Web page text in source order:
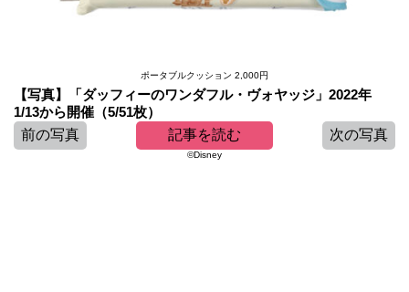
ポータブルクッション 2,000円
【写真】「ダッフィーのワンダフル・ヴォヤッジ」2022年
1/13から開催（5/51枚）
前の写真
記事を読む 次の写真
©Disney